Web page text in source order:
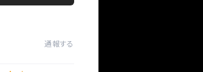
通報する